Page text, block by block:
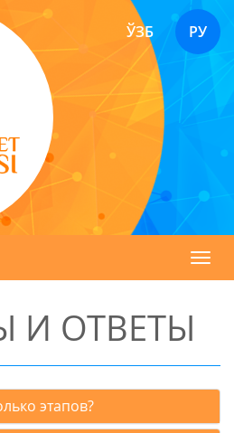
ЎЗБ РУ
И ОТВЕТЫ
этапов?